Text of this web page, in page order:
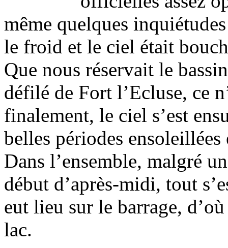
même quelques
le froid et le ciel était
Que nous réservait le
défilé de Fort l’Ecluse, ce
finalement, le ciel s’est
belles périodes ensoleillées
Dans l’ensemble, malgré
début d’après-midi, tout
eut lieu sur le barrage,
lac.